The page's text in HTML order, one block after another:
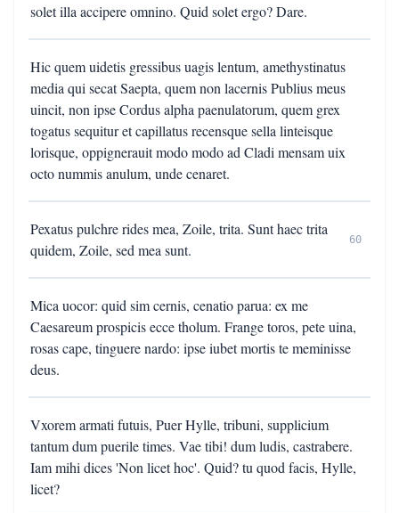
solet illa accipere omnino. Quid solet ergo? Dare.
Hic quem uidetis gressibus uagis lentum, amethystinatus
media qui secat Saepta, quem non lacernis Publius meus
uincit, non ipse Cordus alpha paenulatorum, quem grex
togatus sequitur et capillatus recensque sella linteisque
lorisque, oppignerauit modo modo ad Cladi mensam uix
octo nummis anulum, unde cenaret.
Pexatus pulchre rides mea, Zoile, trita. Sunt haec trita
quidem, Zoile, sed mea sunt.
60
Mica uocor: quid sim cernis, cenatio parua: ex me
Caesareum prospicis ecce tholum. Frange toros, pete uina,
rosas cape, tinguere nardo: ipse iubet mortis te meminisse
deus.
Vxorem armati futuis, Puer Hylle, tribuni, supplicium
tantum dum puerile times. Vae tibi! dum ludis, castrabere.
Iam mihi dices 'Non licet hoc'. Quid? tu quod facis, Hylle,
licet?